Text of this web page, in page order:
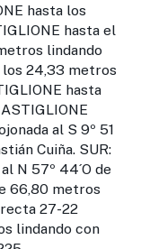
hasta los
hasta el
lindando
los 24,33 metros
hasta
al S 9º 51
Cuiña. SUR:
N 57º 44´O de
66,80 metros
27-22
lindando con